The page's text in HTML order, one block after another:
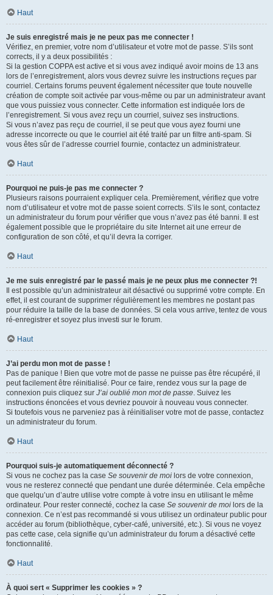
Haut
Je suis enregistré mais je ne peux pas me connecter !
Vérifiez, en premier, votre nom d’utilisateur et votre mot de passe. S’ils sont
corrects, il y a deux possibilités :
Si la gestion COPPA est active et si vous avez indiqué avoir moins de 13 ans
lors de l’enregistrement, alors vous devrez suivre les instructions reçues par
courriel. Certains forums peuvent également nécessiter que toute nouvelle
création de compte soit activée par vous-même ou par un administrateur avant
que vous puissiez vous connecter. Cette information est indiquée lors de
l’enregistrement. Si vous avez reçu un courriel, suivez ses instructions.
Si vous n’avez pas reçu de courriel, il se peut que vous ayez fourni une
adresse incorrecte ou que le courriel ait été traité par un filtre anti-spam. Si
vous êtes sûr de l’adresse courriel fournie, contactez un administrateur.
Haut
Pourquoi ne puis-je pas me connecter ?
Plusieurs raisons pourraient expliquer cela. Premièrement, vérifiez que votre
nom d’utilisateur et votre mot de passe soient corrects. S’ils le sont, contactez
un administrateur du forum pour vérifier que vous n’avez pas été banni. Il est
également possible que le propriétaire du site Internet ait une erreur de
configuration de son côté, et qu’il devra la corriger.
Haut
Je me suis enregistré par le passé mais je ne peux plus me connecter ?!
Il est possible qu’un administrateur ait désactivé ou supprimé votre compte. En
effet, il est courant de supprimer régulièrement les membres ne postant pas
pour réduire la taille de la base de données. Si cela vous arrive, tentez de vous
ré-enregistrer et soyez plus investi sur le forum.
Haut
J’ai perdu mon mot de passe !
Pas de panique ! Bien que votre mot de passe ne puisse pas être récupéré, il
peut facilement être réinitialisé. Pour ce faire, rendez vous sur la page de
connexion puis cliquez sur J’ai oublié mon mot de passe. Suivez les
instructions énoncées et vous devriez pouvoir à nouveau vous connecter.
Si toutefois vous ne parveniez pas à réinitialiser votre mot de passe, contactez
un administrateur du forum.
Haut
Pourquoi suis-je automatiquement déconnecté ?
Si vous ne cochez pas la case Se souvenir de moi lors de votre connexion,
vous ne resterez connecté que pendant une durée déterminée. Cela empêche
que quelqu’un d’autre utilise votre compte à votre insu en utilisant le même
ordinateur. Pour rester connecté, cochez la case Se souvenir de moi lors de la
connexion. Ce n’est pas recommandé si vous utilisez un ordinateur public pour
accéder au forum (bibliothèque, cyber-café, université, etc.). Si vous ne voyez
pas cette case, cela signifie qu’un administrateur du forum a désactivé cette
fonctionnalité.
Haut
À quoi sert « Supprimer les cookies » ?